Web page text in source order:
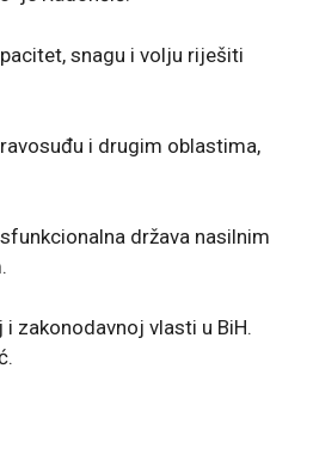
snagu i volju riješiti
i drugim oblastima,
država nasilnim
zakonodavnoj vlasti u BiH.